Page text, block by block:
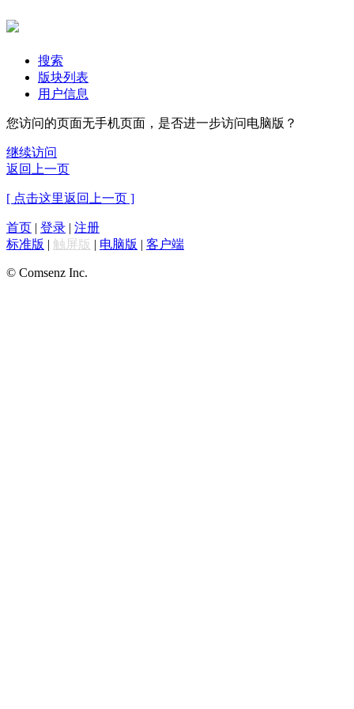
搜索
版块列表
用户信息
您访问的页面无手机页面，是否进一步访问电脑版？
继续访问
返回上一页
[ 点击这里返回上一页 ]
首页 | 登录 | 注册
标准版 | 触屏版 | 电脑版 | 客户端
© Comsenz Inc.